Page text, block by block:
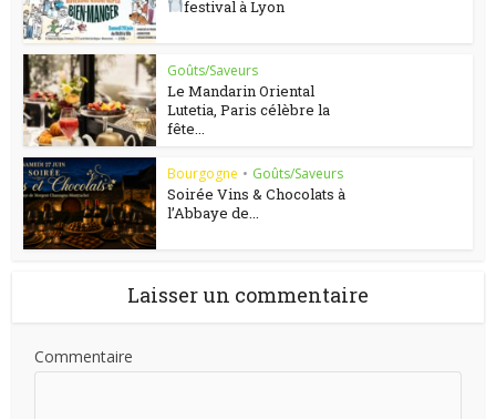
festival à Lyon
Goûts/Saveurs
Le Mandarin Oriental
Lutetia, Paris célèbre la
fête...
Bourgogne • Goûts/Saveurs
Soirée Vins & Chocolats à
l’Abbaye de...
Laisser un commentaire
Commentaire